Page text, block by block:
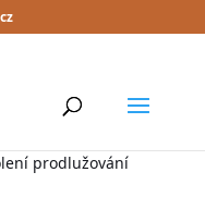
prodlužování